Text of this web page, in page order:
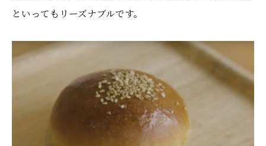
といってもリーズナブルです。